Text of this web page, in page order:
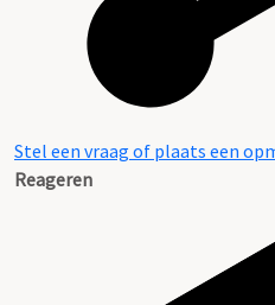
Stel een vraag of plaats een
Reageren